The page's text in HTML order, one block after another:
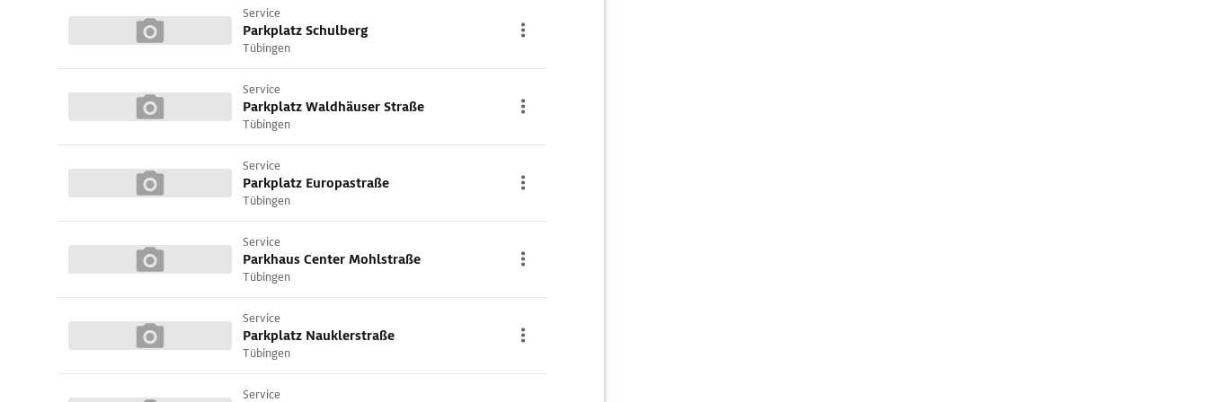
Service
Parkplatz Schulberg
Tübingen
Service
Parkplatz Waldhäuser Straße
Tübingen
Service
Parkplatz Europastraße
Tübingen
Service
Parkhaus Center Mohlstraße
Tübingen
Service
Parkplatz Nauklerstraße
Tübingen
Service